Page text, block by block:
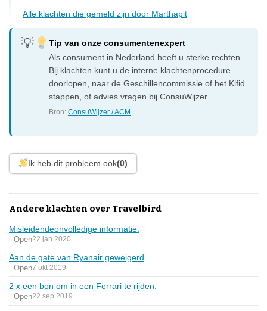
Alle klachten die gemeld zijn door Marthapit
Tip van onze consumentenexpert
Als consument in Nederland heeft u sterke rechten.
Bij klachten kunt u de interne klachtenprocedure
doorlopen, naar de Geschillencommissie of het Kifid
stappen, of advies vragen bij ConsuWijzer.
Bron:ConsuWijzer / ACM
Ik heb dit probleem ook(0)
Andere klachten over Travelbird
Misleidendeonvolledige informatie.
Open22 jan 2020
Aan de gate van Ryanair geweigerd
Open7 okt 2019
2 x een bon om in een Ferrari te rijden.
Open22 sep 2019